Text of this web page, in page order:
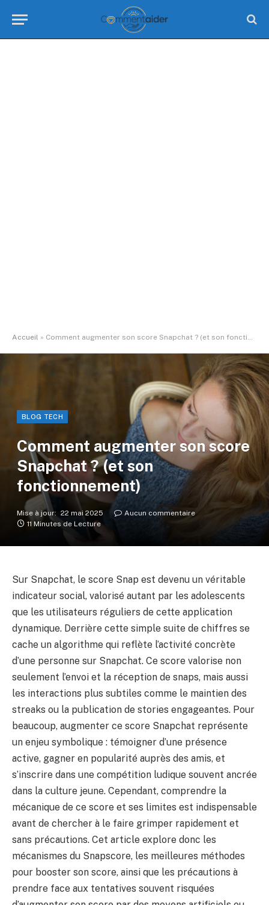
Accueil » Comment augmenter son score Snapchat ? (et son fonctionnement)
BLOG TECH
Comment augmenter son score
Snapchat ? (et son
fonctionnement)
Mise à jour: 22 mai 2025
Aucun commentaire
11 Minutes de Lecture
Sur Snapchat, le score Snap est devenu un véritable
indicateur social, valorisé autant par les adolescents
que les utilisateurs réguliers de cette application
dynamique. Derrière cette simple suite de chiffres se
cache un algorithme qui reflète l’activité concrète
d’une personne sur Snapchat. Ce score valorise non
seulement l’envoi et la réception de snaps, mais aussi
les interactions plus subtiles comme le maintien des
streaks ou la publication de stories engageantes. Pour
beaucoup, augmenter ce score Snapchat représente
un enjeu symbolique : témoigner d’une présence
active, gagner en popularité auprès des amis, et
s’inscrire dans une compétition ludique souvent ancrée
dans la culture jeune. Cependant, comprendre la
mécanique de ce score et ses limites est indispensable
avant de chercher à le faire grimper rapidement et
sans précautions. Cet article explore donc les
mécanismes du Snapscore, les meilleures méthodes
pour booster son score, ainsi que les précautions à
prendre face aux tentatives souvent risquées